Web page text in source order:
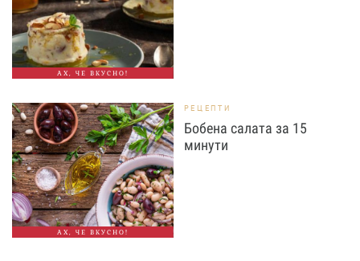
АХ, ЧЕ ВКУСНО!
АХ, ЧЕ ВКУСНО!
РЕЦЕПТИ
Бобена салата за 15
минути